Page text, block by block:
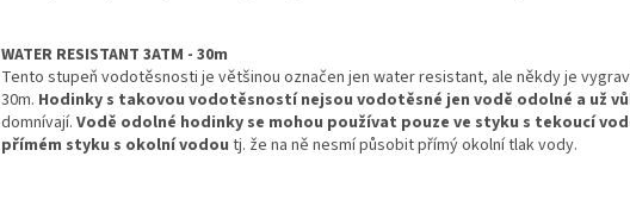
WATER RESISTANT 3ATM - 30m
Tento stupeň vodotěsnosti je většinou označen jen water resistant, ale někdy je
30m. Hodinky s takovou vodotěsností nejsou vodotěsné jen vodě odolné a už
domnívají. Vodě odolné hodinky se mohou používat pouze ve styku s tekoucí
přímém styku s okolní vodou tj. že na ně nesmí působit přímý okolní tlak vody.